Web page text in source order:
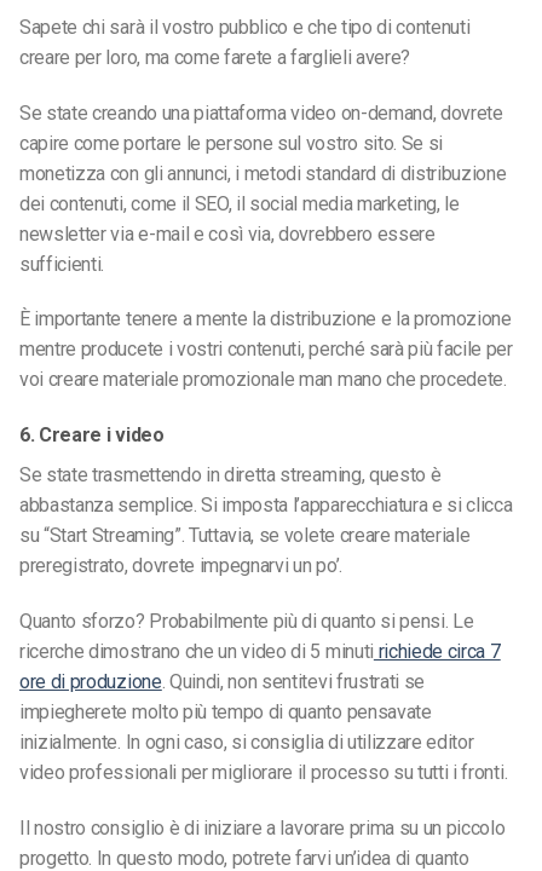
Sapete chi sarà il vostro pubblico e che tipo di contenuti
creare per loro, ma come farete a farglieli avere?
Se state creando una piattaforma video on-demand, dovrete
capire come portare le persone sul vostro sito. Se si
monetizza con gli annunci, i metodi standard di distribuzione
dei contenuti, come il SEO, il social media marketing, le
newsletter via e-mail e così via, dovrebbero essere
sufficienti.
È importante tenere a mente la distribuzione e la promozione
mentre producete i vostri contenuti, perché sarà più facile per
voi creare materiale promozionale man mano che procedete.
6. Creare i video
Se state trasmettendo in diretta streaming, questo è
abbastanza semplice. Si imposta l’apparecchiatura e si clicca
su “Start Streaming”. Tuttavia, se volete creare materiale
preregistrato, dovrete impegnarvi un po’.
Quanto sforzo? Probabilmente più di quanto si pensi. Le
ricerche dimostrano che un video di 5 minuti richiede circa 7
ore di produzione. Quindi, non sentitevi frustrati se
impiegherete molto più tempo di quanto pensavate
inizialmente. In ogni caso, si consiglia di utilizzare editor
video professionali per migliorare il processo su tutti i fronti.
Il nostro consiglio è di iniziare a lavorare prima su un piccolo
progetto. In questo modo, potrete farvi un’idea di quanto